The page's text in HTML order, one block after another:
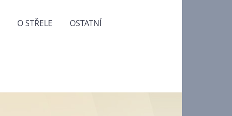
O STŘELE OSTATNÍ